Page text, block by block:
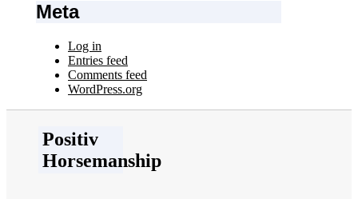
Meta
Log in
Entries feed
Comments feed
WordPress.org
Positiv
Horsemanship